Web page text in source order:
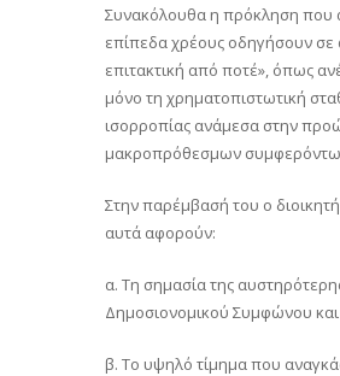
Συνακόλουθα η πρόκληση που
επίπεδα χρέους οδηγήσουν σε
επιτακτική από ποτέ», όπως
μόνο τη χρηματοπιστωτική
ισορροπίας ανάμεσα στην
μακροπρόθεσμων συμφερόντων
Στην παρέμβασή του ο
αυτά αφορούν:
α. Τη σημασία της
Δημοσιονομικού Συμφώνου
β. Το υψηλό τίμημα που